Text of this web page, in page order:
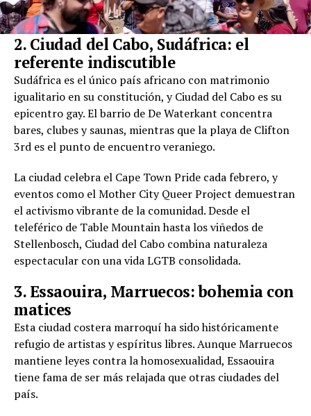
2. Ciudad del Cabo, Sudáfrica: el
referente indiscutible
Sudáfrica es el único país africano con matrimonio
igualitario en su constitución, y Ciudad del Cabo es su
epicentro gay. El barrio de De Waterkant concentra
bares, clubes y saunas, mientras que la playa de Clifton
3rd es el punto de encuentro veraniego.
La ciudad celebra el Cape Town Pride cada febrero, y
eventos como el Mother City Queer Project demuestran
el activismo vibrante de la comunidad. Desde el
teleférico de Table Mountain hasta los viñedos de
Stellenbosch, Ciudad del Cabo combina naturaleza
espectacular con una vida LGTB consolidada.
3. Essaouira, Marruecos: bohemia con
matices
Esta ciudad costera marroquí ha sido históricamente
refugio de artistas y espíritus libres. Aunque Marruecos
mantiene leyes contra la homosexualidad, Essaouira
tiene fama de ser más relajada que otras ciudades del
país.